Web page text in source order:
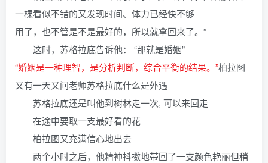
一棵看似不错的又发现时间、体力已经快不够
用了，也不管是不是最好的，所以就拿回来了。”
这时，苏格拉底告诉他： “那就是婚姻”
“婚姻是一种理智，是分析判断，综合平衡的结果。”柏拉图
又有一天又问老师苏格拉底什么是外遇
苏格拉底还是叫他到树林走一次, 可以来回走
在途中要取一支最好看的花
柏拉图又充满信心地出去
两个小时之后，他精神抖擞地带回了一支颜色艳丽但稍